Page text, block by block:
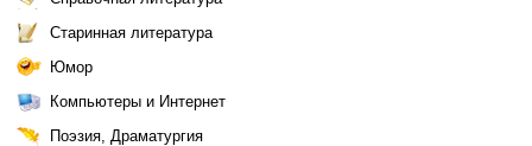
Старинная литература
Юмор
Компьютеры и Интернет
Поэзия, Драматургия